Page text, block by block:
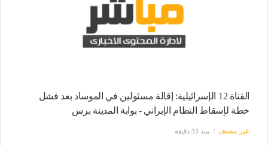
القناة 12 الإسرائيلية: إقالة مسئولين في الموساد بعد فشل
خطة لإسقاط النظام الإيراني - بوابة المدينة برس
غير مصنف منذ 33 دقيقة